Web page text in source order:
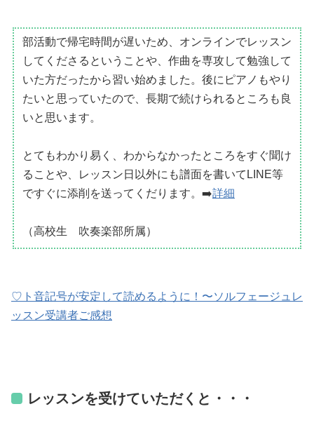
部活動で帰宅時間が遅いため、オンラインでレッスン
してくださるということや、作曲を専攻して勉強して
いた方だったから習い始めました。後にピアノもやり
たいと思っていたので、長期で続けられるところも良
いと思います。
とてもわかり易く、わからなかったところをすぐ聞け
ることや、レッスン日以外にも譜面を書いてLINE等
ですぐに添削を送ってくだります。➡️詳細
（高校生 吹奏楽部所属）
♡ト音記号が安定して読めるように！〜ソルフェージュレ
ッスン受講者ご感想
レッスンを受けていただくと・・・